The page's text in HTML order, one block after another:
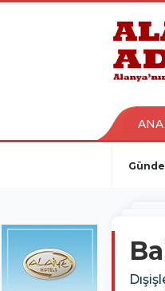
kaçak bahis
porno izle
ANA